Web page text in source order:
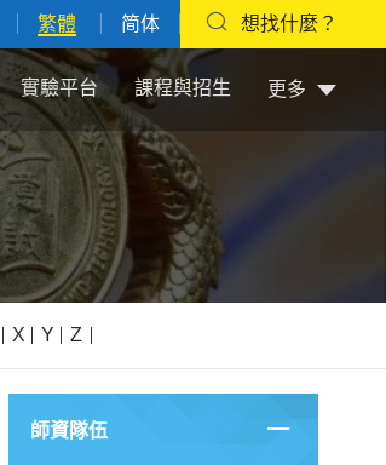
繁體 简体 想找什麼？
實驗平台 課程與招生 更多
X Y Z
師資隊伍